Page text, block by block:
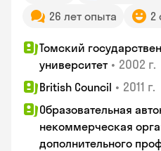
26 лет опыта
2
Томский
университет • 2002 г.
British Council • 2011 г.
Образовательная
некоммерческая
дополнительного